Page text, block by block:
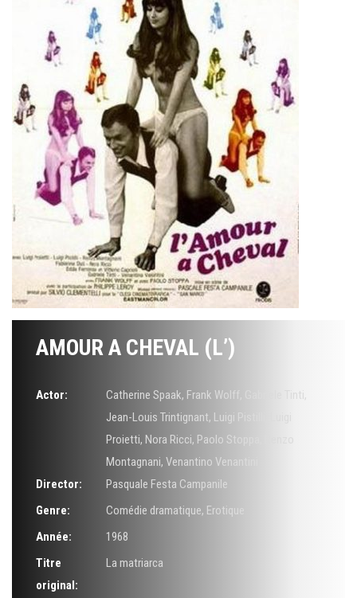
AMOUR A CHEVAL (L’)
Actor: Catherine Spaak, Frank Wolff
,
Jean-Louis Trintignant, Luigi Pistilli
Proietti, Nora Ricci, Paolo Stoppa
Montagnani, Venantino Venantini
Director:
Pasquale Festa Campanile
Genre:
Comédie dramatique, Erotique
Année:
1968
Titre
original:
La matriarca